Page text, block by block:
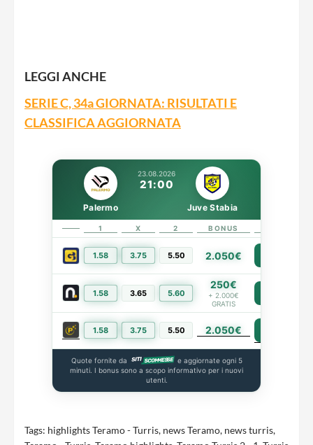
LEGGI ANCHE
SERIE C, 34a GIORNATA: RISULTATI E
CLASSIFICA AGGIORNATA
23.08.2026
21:00
Palermo Juve Stabia
1 X 2 BONUS
1.58 3.75 5.50 2.050€
1.58 3.65 5.60
250€
+ 2.000€
GRATIS
1.58 3.75 5.50 2.050€
Quote fornite da
e aggiornate ogni 5
minuti. I bonus sono a scopo informativo per i nuovi
utenti.
Tags: highlights Teramo - Turris, news Teramo, news turris,